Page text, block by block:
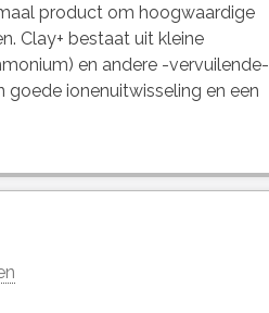
product om hoogwaardige
Clay+ bestaat uit kleine
en andere -vervuilende-
ionenuitwisseling en een